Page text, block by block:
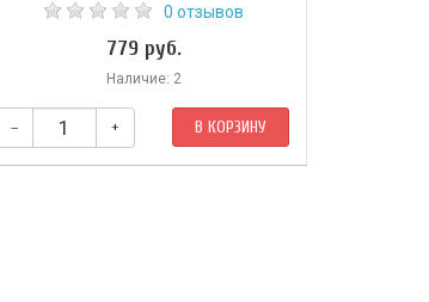
0 отзывов
779 руб.
Наличие: 2
– + В КОРЗИНУ